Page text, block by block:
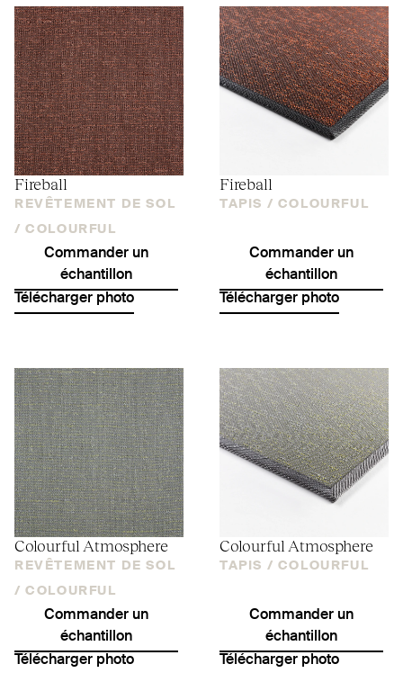
Fireball
REVÊTEMENT DE SOL
/ COLOURFUL
Commander un
échantillon
Télécharger photo
Fireball
TAPIS / COLOURFUL
Commander un
échantillon
Télécharger photo
Colourful Atmosphere
REVÊTEMENT DE SOL
/ COLOURFUL
Commander un
échantillon
Télécharger photo
Colourful Atmosphere
TAPIS / COLOURFUL
Commander un
échantillon
Télécharger photo